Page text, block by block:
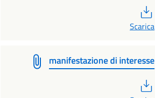
Scarica
manifestazione di interesse